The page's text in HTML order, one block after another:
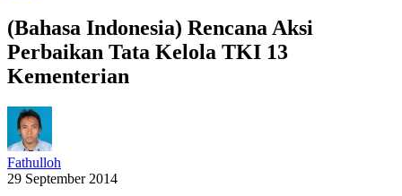
(Bahasa Indonesia) Rencana Aksi
Perbaikan Tata Kelola TKI 13
Kementerian
Fathulloh
29 September 2014